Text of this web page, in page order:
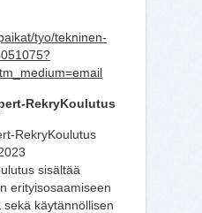
tyo/tekninen-
RekryKoulutus
RekryKoulutus
sisältää
erityisosaamiseen
käytännöllisen